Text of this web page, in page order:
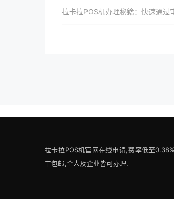
拉卡拉POS机办理秘籍：快速通过
拉卡拉POS机官网在线申请,费率低至
丰包邮,个人及企业皆可办理.